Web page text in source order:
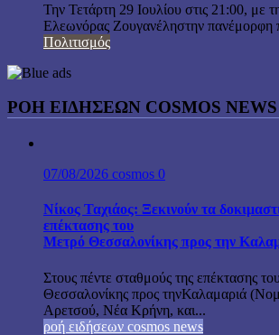
Την Τετάρτη 29 Ιουλίου στις 21:00, με
Ελεωνόρας Ζουγανέληστην πανέμορφη
Πολιτισμός
ΡΟΗ ΕΙΔΗΣΕΩΝ COSMOS NEWS
07/08/2026 cosmos 0
Νίκος Ταχιάος: Ξεκινούν τα
επέκτασης του
Μετρό Θεσσαλονίκης προς την
Στους πέντε σταθμούς της επέκτασης
Θεσσαλονίκης προς τηνΚαλαμαριά
Αρετσού, Νέα Κρήνη, και...
ροή ειδήσεων cosmos news